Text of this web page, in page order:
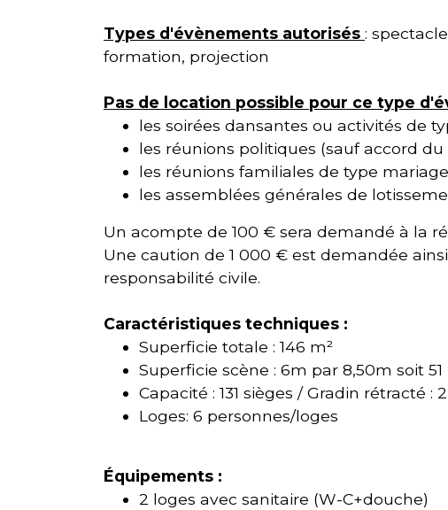
Types d'évènements autorisés :
formation, projection
Pas de location possible pour ce type
les soirées dansantes ou activités de
les réunions politiques (sauf accord
les réunions familiales de type
les assemblées générales de
Un acompte de 100 € sera demandé à la
Une caution de 1 000 € est demandée
responsabilité civile.
Caractéristiques techniques :
Superficie totale : 146 m²
Superficie scène : 6m par 8,50m soit 51
Capacité : 131 sièges / Gradin rétracté :
Loges: 6 personnes/loges
Équipements :
2 loges avec sanitaire (W-C+douche)